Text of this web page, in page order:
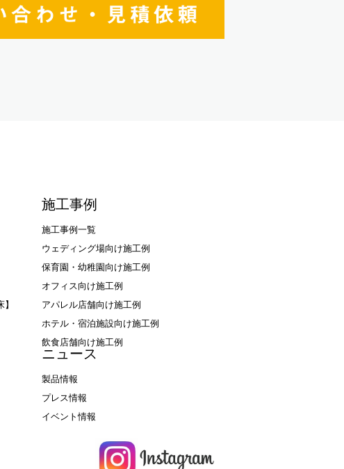
施工事例
施工事例一覧
ウェディング場向け施工例
保育園・幼稚園向け施工例
オフィス向け施工例
アパレル店舗向け施工例
ホテル・宿泊施設向け施工例
飲食店舗向け施工例
ニュース
製品情報
プレス情報
イベント情報